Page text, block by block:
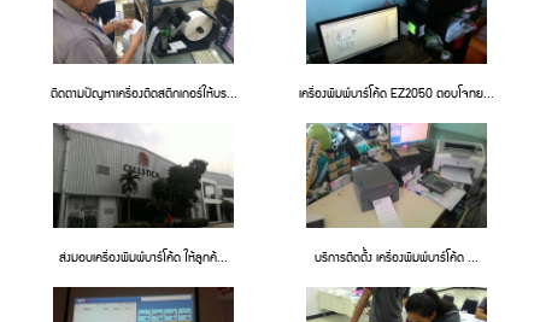
ติดตามปัญหาเครื่องติดสติกเกอร์ให้บร... เครื่องพิมพ์บาร์โค้ด EZ2050 ตอบโจทย...
ส่งมอบเครื่องพิมพ์บาร์โค้ด ให้ลูกค้... บริการติดตั้ง เครื่องพิมพ์บาร์โค้ด ...